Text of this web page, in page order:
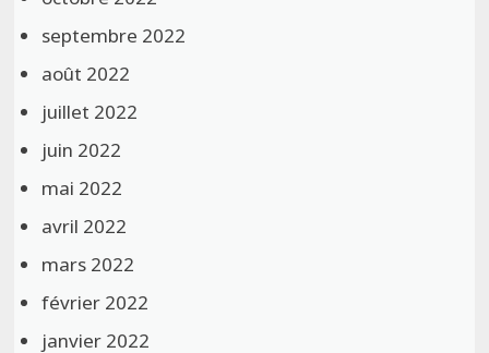
septembre 2022
août 2022
juillet 2022
juin 2022
mai 2022
avril 2022
mars 2022
février 2022
janvier 2022